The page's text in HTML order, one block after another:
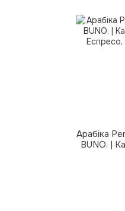
Арабіка
BUNO. |